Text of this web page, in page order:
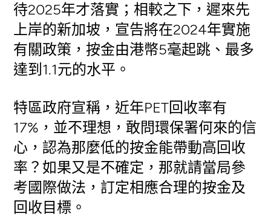
待2025年才落實；相較之下，遲來先
上岸的新加坡，宣告將在2024年實施
有關政策，按金由港幣5毫起跳、最多
達到1.1元的水平。
特區政府宣稱，近年PET回收率有
17%，並不理想，敢問環保署何來的信
心，認為那麼低的按金能帶動高回收
率？如果又是不確定，那就請當局參
考國際做法，訂定相應合理的按金及
回收目標。